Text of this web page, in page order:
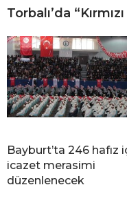
Torbalı’da
Bayburt’ta 246 hafız
icazet merasimi
düzenlenecek